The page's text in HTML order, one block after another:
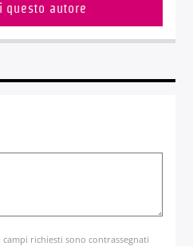
questo autore
richiesti sono contrassegnati